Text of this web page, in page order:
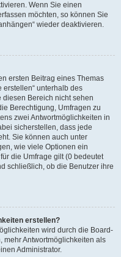
Wenn Sie einen
möchten, so können Sie
wieder deaktivieren.
ersten Beitrag eines Themas
erstellen“ unterhalb des
diesen Bereich nicht sehen
Berechtigung, Umfragen zu
zwei Antwortmöglichkeiten in
sicherstellen, dass jede
Sie können auch unter
wie viele Optionen ein
die Umfrage gilt (0 bedeutet
schließlich, ob die Benutzer ihre
erstellen?
wird durch die Board-
mehr Antwortmöglichkeiten als
Administrator.